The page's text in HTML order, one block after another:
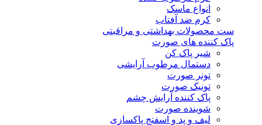
انواع ماسک
کرم ضد آفتاب
ست محصولات بهداشتی و مراقبتی
پاک کننده های صورت
شیر پاک کن
دستمال مرطوب آرایشی
تونر صورت
تونیک صورت
پاک کننده آرایش چشم
شوینده صورت
لیف و پد و اسفنج پاکسازی